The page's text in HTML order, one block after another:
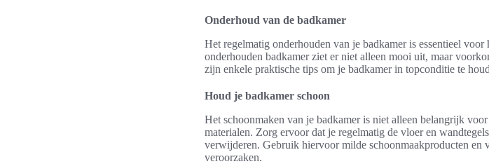
Onderhoud van de badkamer
Het regelmatig onderhouden van je badkamer is essentieel
onderhouden badkamer ziet er niet alleen mooi uit, maar
zijn enkele praktische tips om je badkamer in topconditie te
Houd je badkamer schoon
Het schoonmaken van je badkamer is niet alleen belangrijk
materialen. Zorg ervoor dat je regelmatig de vloer en
verwijderen. Gebruik hiervoor milde schoonmaakproducten en
veroorzaken.